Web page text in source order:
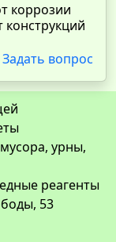
коррозии
конструкций
Задать вопрос
урны,
реагенты
53